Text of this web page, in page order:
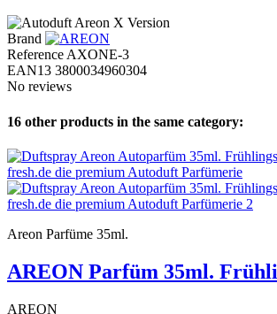
Brand
ReferenceAXONE-3
EAN13 3800034960304
No reviews
16 other products in the same category:
Areon Parfüme 35ml.
AREON Parfüm 35ml.
AREON